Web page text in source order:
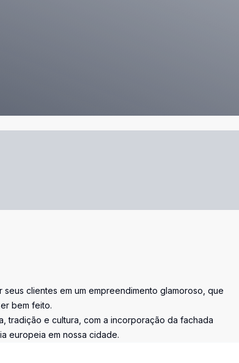
clientes em um empreendimento glamoroso, que
bem feito.
tradição e cultura, com a incorporação da fachada
europeia em nossa cidade.